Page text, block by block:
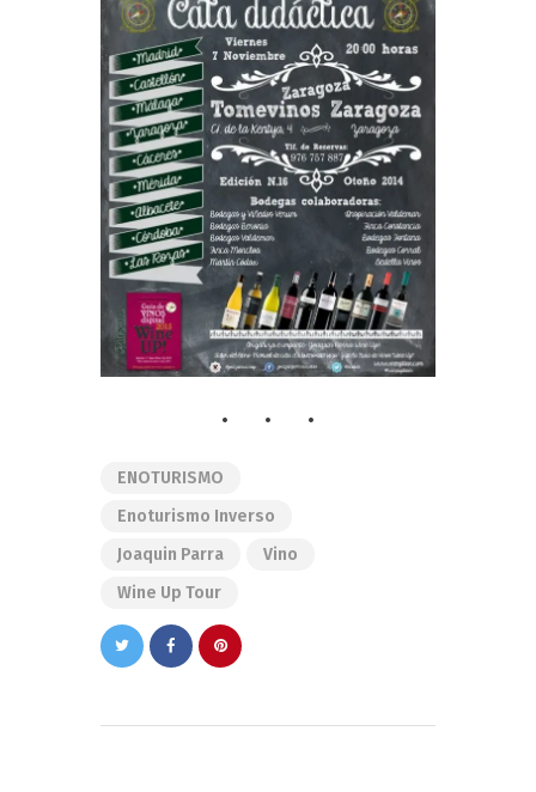
ENOTURISMO
Enoturismo Inverso
Joaquin Parra
Vino
Wine Up Tour